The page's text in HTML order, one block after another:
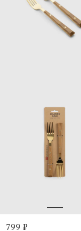
799 ₽